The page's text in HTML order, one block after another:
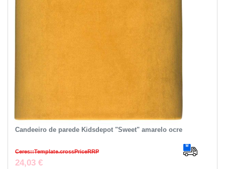
Candeeiro de parede Kidsdepot "Sweet" amarelo ocre
Ceres::Template.crossPriceRRP
24,03 €